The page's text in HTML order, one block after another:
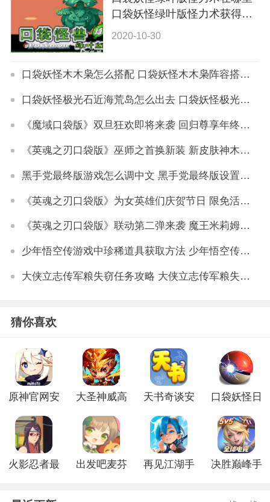
口袋妖怪绿叶版怪力术获得攻
略
2020-10-30
口袋妖怪木木枭怎么搭配 口袋妖怪木木枭阵容搭配推荐
口袋妖怪极光石近海荒岛怎么出去 口袋妖怪极光石近海荒岛玩法技巧
《魔域口袋版》双旦狂欢即将来袭 回归尊享年终壕礼
《英魂之刃口袋版》巫师之首换新装 新皮肤神木法师上线
黑手党最终版游戏怎么调中文 黑手党最终版设置中文方法
《英魂之刃口袋版》为女英雄们庆贺节日 限免活动火爆开启
《英魂之刃口袋版》联动第二弹来袭 魔王米莉姆即将转生
少年悟空传游戏中珍稀道具获取方法 少年悟空传游戏珍稀道具如何获取
大侠立志传军粮失窃任务攻略 大侠立志传军粮失窃任务如何做
猜你喜欢
原神官网安
大圣神威高
天书奇谈安
口袋妖怪日
火影忍者最
出发吧麦芬
再见江湖手
决胜巅峰手